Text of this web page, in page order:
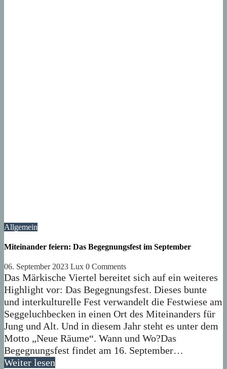
Allgemein
Miteinander feiern: Das Begegnungsfest im September
06. September 2023 Lux 0 Comments
Das Märkische Viertel bereitet sich auf ein weiteres
Highlight vor: Das Begegnungsfest. Dieses bunte
und interkulturelle Fest verwandelt die Festwiese am
Seggeluchbecken in einen Ort des Miteinanders für
Jung und Alt. Und in diesem Jahr steht es unter dem
Motto „Neue Räume“. Wann und Wo?Das
Begegnungsfest findet am 16. September…
Weiter lesen